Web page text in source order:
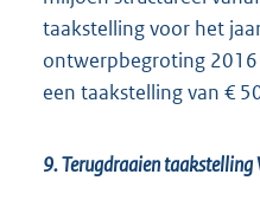
taakstelling voor het
ontwerpbegroting
een taakstelling van €
9. Terugdraaien taakstelling